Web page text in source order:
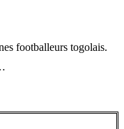
footballeurs togolais.